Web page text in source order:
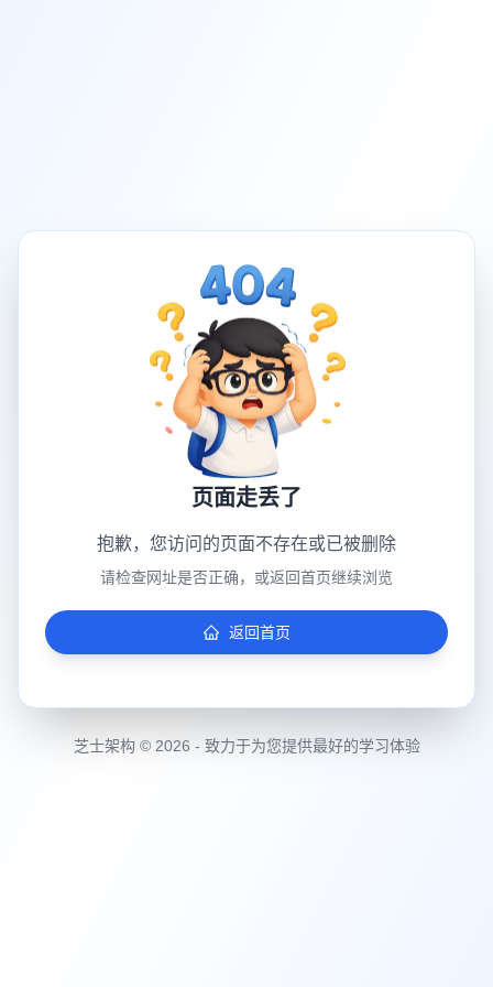
页面走丢了
抱歉，您访问的页面不存在或已被删除
请检查网址是否正确，或返回首页继续浏览
返回首页
芝士架构 © 2026 - 致力于为您提供最好的学习体验